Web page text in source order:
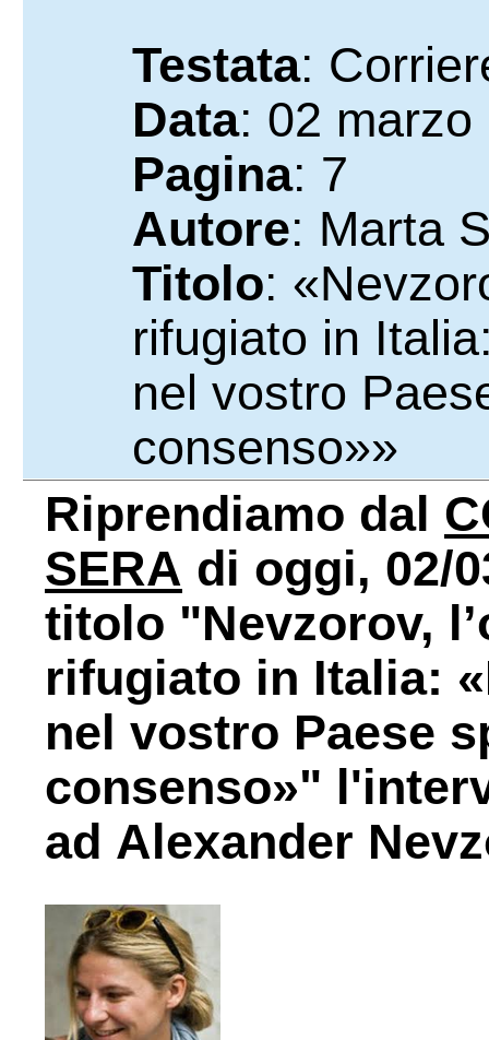
Testata:
Data: 02 marzo
Pagina: 7
Autore: Marta
Titolo:
rifugiato in
nel vostro
consenso»»
Riprendiamo dal
SERA di oggi, 02/
titolo "Nevzorov,
rifugiato in Italia:
nel vostro Paese
consenso»"
ad Alexander